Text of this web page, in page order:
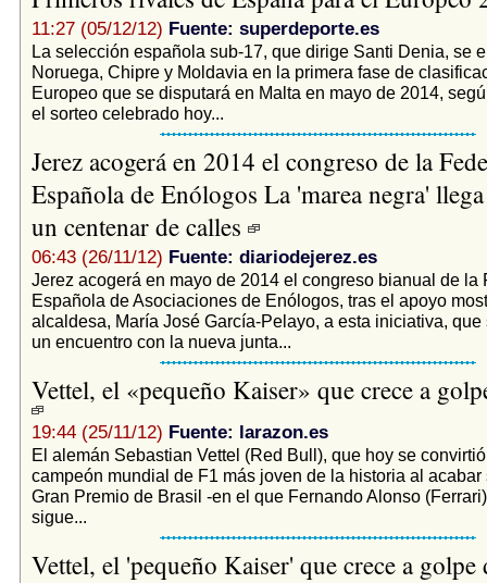
11:27 (05/12/12) Fuente: superdeporte.es
La selección española sub-17, que dirige Santi Denia, se
Noruega, Chipre y Moldavia en la primera fase de
Europeo que se disputará en Malta en mayo de 2014,
el sorteo celebrado hoy...
Jerez acogerá en 2014 el congreso de la
Española de Enólogos La 'marea negra'
un centenar de calles
06:43 (26/11/12) Fuente: diariodejerez.es
Jerez acogerá en mayo de 2014 el congreso bianual de la
Española de Asociaciones de Enólogos, tras el apoyo
alcaldesa, María José García-Pelayo, a esta iniciativa, que
un encuentro con la nueva junta...
Vettel, el «pequeño Kaiser» que crece a
19:44 (25/11/12) Fuente: larazon.es
El alemán Sebastian Vettel (Red Bull), que hoy se
campeón mundial de F1 más joven de la historia al acabar
Gran Premio de Brasil -en el que Fernando Alonso
sigue...
Vettel, el 'pequeño Kaiser' que crece a